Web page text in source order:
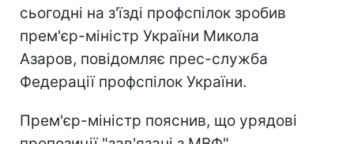
сьогодні на з'їзді профспілок зробив
прем'єр-міністр України Микола
Азаров, повідомляє прес-служба
Федерації профспілок України.
Прем'єр-міністр пояснив, що урядові